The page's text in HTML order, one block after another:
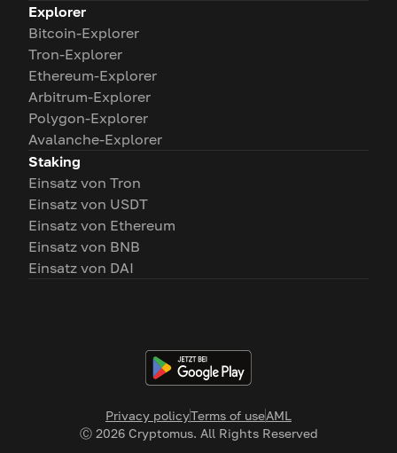
Privacy policyTerms of useAML
Ⓒ 2026Cryptomus. All Rights Reserved
Explorer
Bitcoin-Explorer
Tron-Explorer
Ethereum-Explorer
Arbitrum-Explorer
Polygon-Explorer
Avalanche-Explorer
Staking
Einsatz von Tron
Einsatz von USDT
Einsatz von Ethereum
Einsatz von BNB
Einsatz von DAI